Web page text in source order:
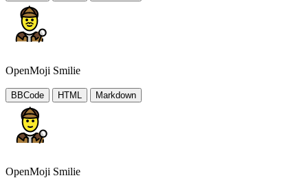
OpenMoji Smilie
BBCode HTML Markdown
OpenMoji Smilie